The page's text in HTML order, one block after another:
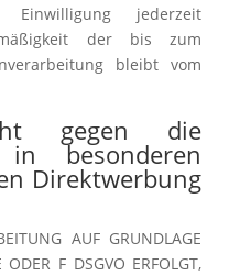
jederzeit
der bis zum
bleibt vom
gegen die
in besonderen
Direktwerbung
AUF GRUNDLAGE
F DSGVO ERFOLGT,